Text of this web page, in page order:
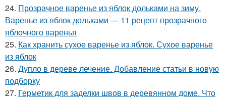
24. Прозрачное варенье из яблок дольками на зиму.
Варенье из яблок дольками — 11 рецепт прозрачного
яблочного варенья
25. Как хранить сухое варенье из яблок. Сухое варенье
из яблок
26. Дупло в дереве лечение. Добавление статьи в новую
подборку
27. Герметик для заделки швов в деревянном доме. Что